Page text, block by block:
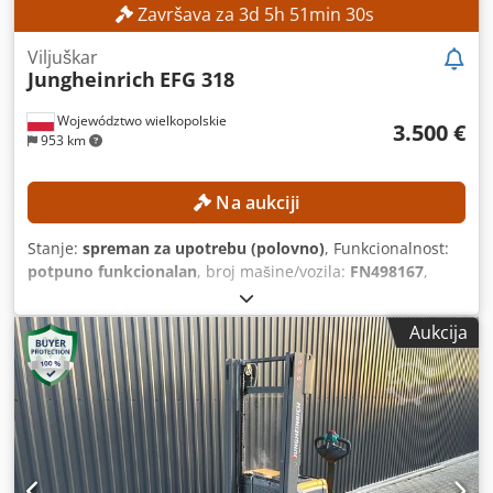
Završava za 3d 5h 51min 28s
Województwo wielkopolskie
953 km
Viljuškar
Jungheinrich EFG 318
3.500 €
Na aukciji
Stanje: spreman za upotrebu (polovno), Funkcionalnost:
potpuno funkcionalan, broj mašine/vozila: FN498167,
, radni sati:
dizanja:4.700 mm, slobodno podizanje:1.490 mm, tip
jarma:triplex, građevinska visina:2.132 mm, Bez
minimalne cene – garantovana prodaja po najvišoj ponudi!
TEHNIČKE KARAKTERISTIKE Visina slobodnog podizanja:
1.490 mm Visina podizanja: 4.700 mm Dodpfx
Aezrlxgomtekr Ukupna visina: 2.132 mm PODACI O MAŠINI
Tip jarbola: Triplex Napon baterije: 48 V Kapacitet baterije:
625 Ah Godina proizvodnje baterije: 2015 Hidraulični
Aukcija